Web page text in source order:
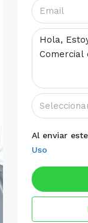
Al enviar
Uso